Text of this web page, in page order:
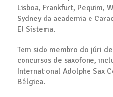
Lisboa, Frankfurt, Pequim,
Sydney da academia e
El Sistema.
Tem sido membro do júri
concursos de saxofone,
International Adolphe Sax
Bélgica.